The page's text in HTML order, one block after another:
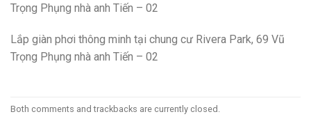
Trọng Phụng nhà anh Tiến – 02
Lắp giàn phơi thông minh tại chung cư Rivera Park, 69 Vũ
Trọng Phụng nhà anh Tiến – 02
Both comments and trackbacks are currently closed.